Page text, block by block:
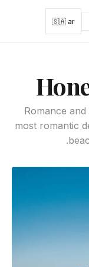
🇸🇦 ar
Romance
most romantic